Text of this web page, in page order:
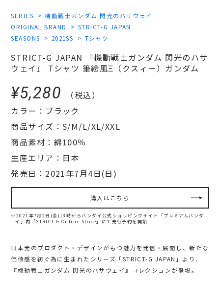
SERIES
機動戦士ガンダム 閃光のハサウェイ
ORIGINAL BRAND
STRICT-G JAPAN
SEASONS
2021SS Tシャツ
STRICT-G JAPAN 『機動戦士ガンダム 閃光のハサ
ウェイ』 Tシャツ 筆絵風Ξ（クスィー）ガンダム
¥5,280
（税込）
カラー：ブラック
商品サイズ：S/M/L/XL/XXL
商品素材：綿100％
生産エリア：日本
発売日：2021年7月4日(日)
購入はこちら
※2021年7月2日(金)13時からバンダイ公式ショッピングサイト「プレミアムバンダ
イ」内
「STRICT-G Online Store」にて先行予約を開始
日本発のプロダクト・デザインがもつ魅力を発信・展開し、新たな
価値感を紡ぐ為に生まれたシリーズ「STRICT-G JAPAN」より、
『機動戦士ガンダム 閃光のハサウェイ』コレクションが登場。